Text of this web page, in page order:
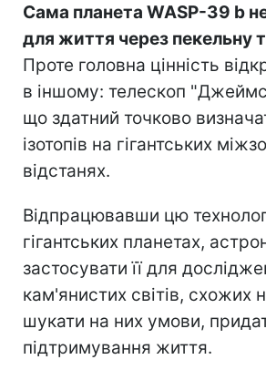
Сама планета WASP-39 b
для життя через пекельну
Проте головна цінність
в іншому: телескоп
що здатний точково
ізотопів на гігантських
відстанях.
Відпрацювавши цю
гігантських планетах,
застосувати її для
кам'янистих світів,
шукати на них умови,
підтримування життя.